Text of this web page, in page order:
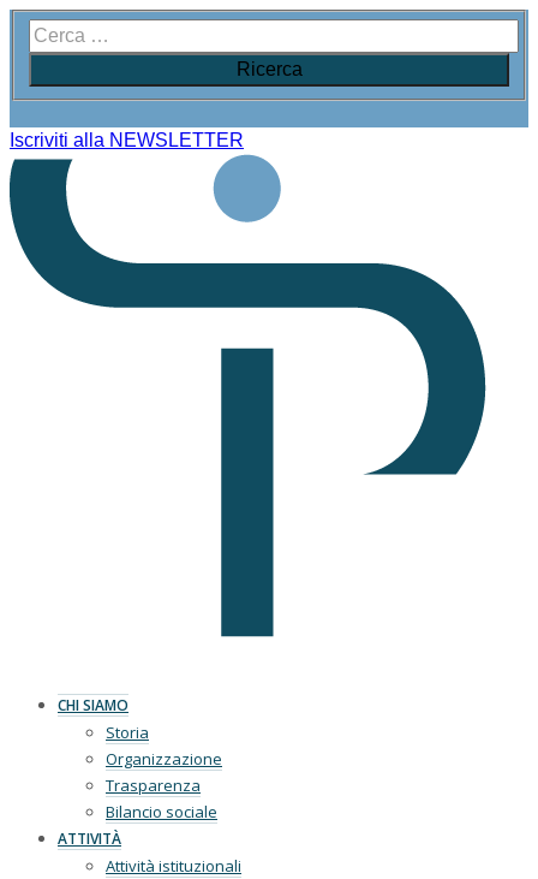
Iscriviti alla NEWSLETTER
CHI SIAMO
Storia
Organizzazione
Trasparenza
Bilancio sociale
ATTIVITÀ
Attività istituzionali